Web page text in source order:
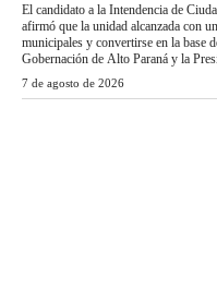
El candidato a la Intendencia de
afirmó que la unidad alcanzada con
municipales y convertirse en la base
Gobernación de Alto Paraná y la
7 de agosto de 2026